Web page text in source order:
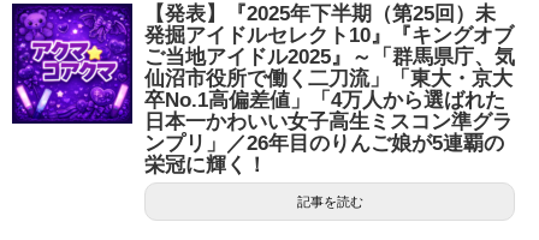
【発表】『2025年下半期（第25回）未
発掘アイドルセレクト10』『キングオブ
ご当地アイドル2025』～「群馬県庁、気
仙沼市役所で働く二刀流」「東大・京大
卒No.1高偏差値」「4万人から選ばれた
日本一かわいい女子高生ミスコン準グラ
ンプリ」／26年目のりんご娘が5連覇の
栄冠に輝く！
記事を読む